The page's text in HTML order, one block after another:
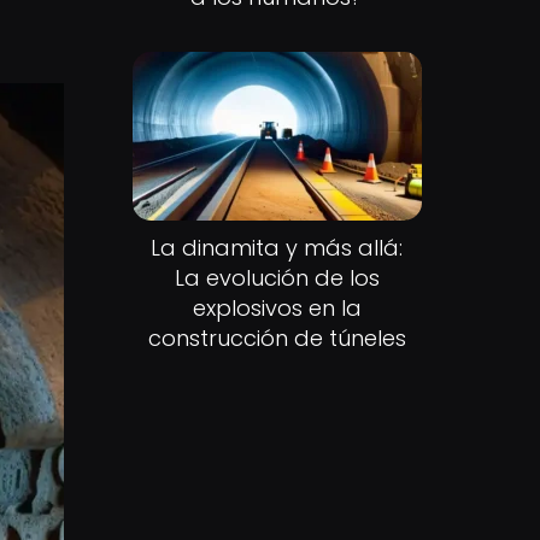
La dinamita y más allá:
La evolución de los
explosivos en la
construcción de túneles